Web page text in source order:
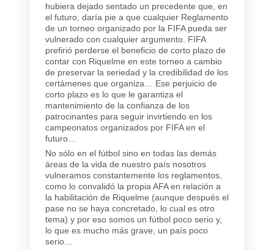
hubiera dejado sentado un precedente que, en
el futuro, daría pie a que cualquier Reglamento
de un torneo organizado por la FIFA pueda ser
vulnerado con cualquier argumento. FIFA
prefirió perderse el beneficio de corto plazo de
contar con Riquelme en este torneo a cambio
de preservar la seriedad y la credibilidad de los
certámenes que organiza… Ese perjuicio de
corto plazo es lo que le garantiza el
mantenimiento de la confianza de los
patrocinantes para seguir invirtiendo en los
campeonatos organizados por FIFA en el
futuro…
No sólo en el fútbol sino en todas las demás
áreas de la vida de nuestro país nosotros
vulneramos constantemente los reglamentos,
como lo convalidó la propia AFA en relación a
la habilitación de Riquelme (aunque después el
pase no se haya concretado, lo cual es otro
tema) y por eso somos un fútbol poco serio y,
lo que es mucho más grave, un país poco
serio…